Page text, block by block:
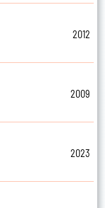
2012
2009
2023